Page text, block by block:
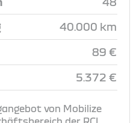
40.000 km
89 €
5.372 €
von Mobilize